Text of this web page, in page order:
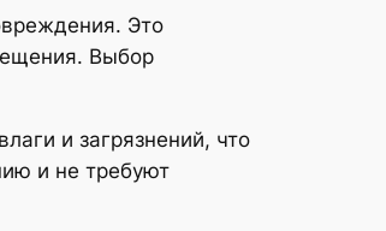
Это
Выбор
и загрязнений, что
и не требуют